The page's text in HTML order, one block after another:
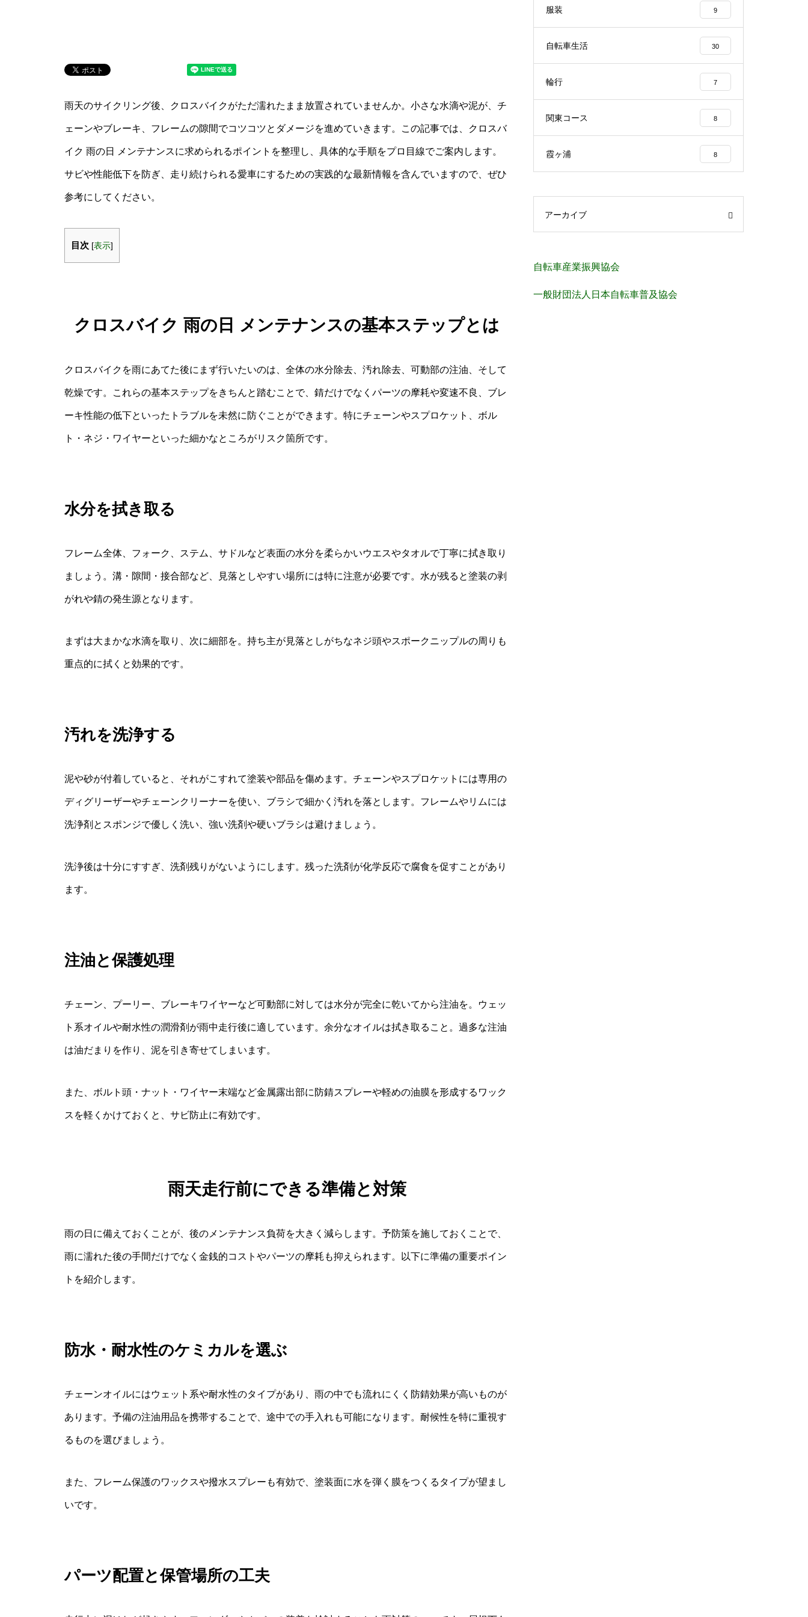
雨天のサイクリング後、クロスバイクがただ濡れたまま放置されていませんか。小さな水滴や泥が、チ
ェーンやブレーキ、フレームの隙間でコツコツとダメージを進めていきます。この記事では、クロスバ
イク 雨の日 メンテナンスに求められるポイントを整理し、具体的な手順をプロ目線でご案内します。
サビや性能低下を防ぎ、走り続けられる愛車にするための実践的な最新情報を含んでいますので、ぜひ
参考にしてください。
目次 [表示]
クロスバイク 雨の日 メンテナンスの基本ステップとは
クロスバイクを雨にあてた後にまず行いたいのは、全体の水分除去、汚れ除去、可動部の注油、そして
乾燥です。これらの基本ステップをきちんと踏むことで、錆だけでなくパーツの摩耗や変速不良、ブレ
ーキ性能の低下といったトラブルを未然に防ぐことができます。特にチェーンやスプロケット、ボル
ト・ネジ・ワイヤーといった細かなところがリスク箇所です。
水分を拭き取る
フレーム全体、フォーク、ステム、サドルなど表面の水分を柔らかいウエスやタオルで丁寧に拭き取り
ましょう。溝・隙間・接合部など、見落としやすい場所には特に注意が必要です。水が残ると塗装の剥
がれや錆の発生源となります。
まずは大まかな水滴を取り、次に細部を。持ち主が見落としがちなネジ頭やスポークニップルの周りも
重点的に拭くと効果的です。
汚れを洗浄する
泥や砂が付着していると、それがこすれて塗装や部品を傷めます。チェーンやスプロケットには専用の
ディグリーザーやチェーンクリーナーを使い、ブラシで細かく汚れを落とします。フレームやリムには
洗浄剤とスポンジで優しく洗い、強い洗剤や硬いブラシは避けましょう。
洗浄後は十分にすすぎ、洗剤残りがないようにします。残った洗剤が化学反応で腐食を促すことがあり
ます。
注油と保護処理
チェーン、プーリー、ブレーキワイヤーなど可動部に対しては水分が完全に乾いてから注油を。ウェッ
ト系オイルや耐水性の潤滑剤が雨中走行後に適しています。余分なオイルは拭き取ること。過多な注油
は油だまりを作り、泥を引き寄せてしまいます。
また、ボルト頭・ナット・ワイヤー末端など金属露出部に防錆スプレーや軽めの油膜を形成するワック
スを軽くかけておくと、サビ防止に有効です。
雨天走行前にできる準備と対策
雨の日に備えておくことが、後のメンテナンス負荷を大きく減らします。予防策を施しておくことで、
雨に濡れた後の手間だけでなく金銭的コストやパーツの摩耗も抑えられます。以下に準備の重要ポイン
トを紹介します。
防水・耐水性のケミカルを選ぶ
チェーンオイルにはウェット系や耐水性のタイプがあり、雨の中でも流れにくく防錆効果が高いものが
あります。予備の注油用品を携帯することで、途中での手入れも可能になります。耐候性を特に重視す
るものを選びましょう。
また、フレーム保護のワックスや撥水スプレーも有効で、塗装面に水を弾く膜をつくるタイプが望まし
いです。
パーツ配置と保管場所の工夫
服装 9
自転車生活 30
輪行 7
関東コース 8
霞ヶ浦 8
アーカイブ
自転車産業振興協会
一般財団法人日本自転車普及協会